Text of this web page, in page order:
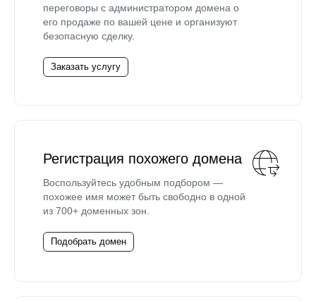
переговоры с администратором домена о
его продаже по вашей цене и организуют
безопасную сделку.
Заказать услугу
Регистрация похожего домена
Воспользуйтесь удобным подбором —
похожее имя может быть свободно в одной
из 700+ доменных зон.
Подобрать домен